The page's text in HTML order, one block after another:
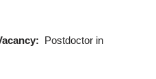
Postdoctor in